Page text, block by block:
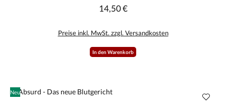
Minsk, Demjansk, Stalingrad, Kursk, Kurland und anderen besungen. Musikalisch ist die CD,
Kaufempfehlung!!!
Regulärer Preis:
14,50 €
Preise inkl. MwSt. zzgl. Versandkosten
In den Warenkorb
Neu